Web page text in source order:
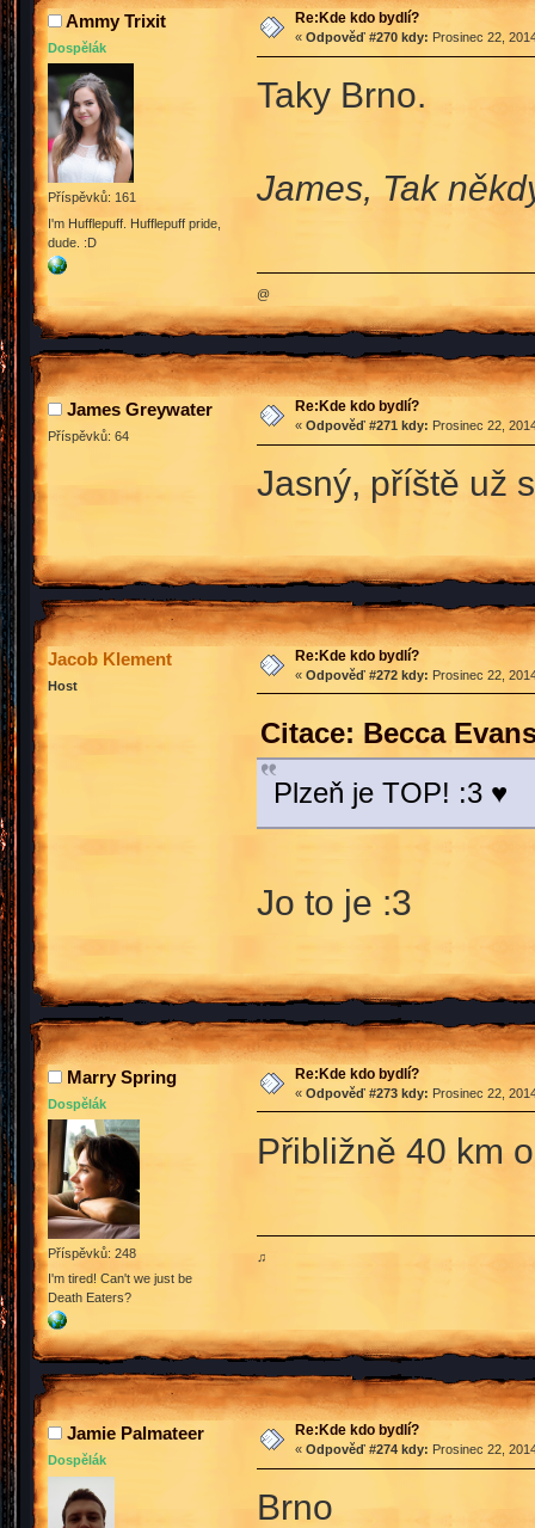
Ammy Trixit
Dospělák
Příspěvků: 161
I'm Hufflepuff. Hufflepuff pride,
dude. :D
Re:Kde kdo bydlí?
« Odpověď #270 kdy: Prosinec 22,
Taky Brno.
James, Tak
@
James Greywater
Příspěvků: 64
Re:Kde kdo bydlí?
« Odpověď #271 kdy: Prosinec 22,
Jasný, příště už
Jacob Klement
Host
Re:Kde kdo bydlí?
« Odpověď #272 kdy: Prosinec 22,
Citace: Becca
Plzeň je TOP! :3 ♥
Jo to je :3
Marry Spring
Dospělák
Příspěvků: 248
I'm tired! Can't we just be
Death Eaters?
Re:Kde kdo bydlí?
« Odpověď #273 kdy: Prosinec 22,
Přibližně 40 km
♫
Jamie Palmateer
Dospělák
Re:Kde kdo bydlí?
« Odpověď #274 kdy: Prosinec 22,
Brno